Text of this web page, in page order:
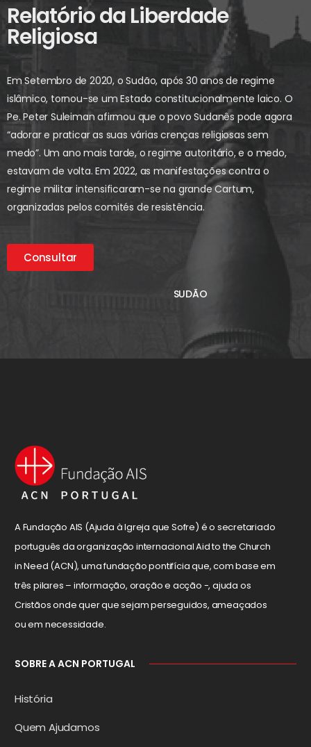
Relatório da Liberdade
Religiosa
Em Setembro de 2020, o Sudão, após 30 anos de regime
islâmico, tornou-se um Estado constitucionalmente laico. O
Pe. Peter Suleiman afirmou que o povo Sudanês pode agora
“adorar e praticar as suas várias crenças religiosas sem
medo”. Um ano mais tarde, o regime autoritário, e o medo,
estavam de volta. Em 2022, as manifestações contra o
regime militar intensificaram-se na grande Cartum,
organizadas pelos comités de resistência.
Consultar
SUDÃO
A Fundação AIS (Ajuda à Igreja que Sofre) é o secretariado
português da organização internacional Aid to the Church
in Need (ACN), uma fundação pontifícia que, com base em
três pilares – informação, oração e acção -, ajuda os
Cristãos onde quer que sejam perseguidos, ameaçados
ou em necessidade.
SOBRE A ACN PORTUGAL
História
Quem Ajudamos